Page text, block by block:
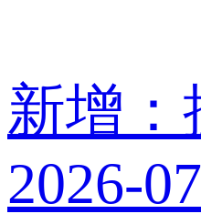
新增：
2026-